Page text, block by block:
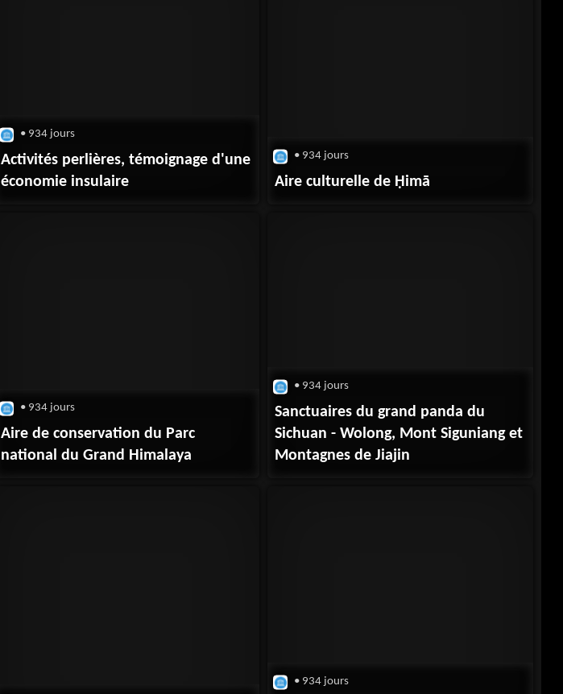
• 934 jours
Activités perlières, témoignage d'une
économie insulaire
• 934 jours
Aire culturelle de Ḥimā
• 934 jours
Aire de conservation du Parc
national du Grand Himalaya
• 934 jours
Sanctuaires du grand panda du
Sichuan - Wolong, Mont Siguniang et
Montagnes de Jiajin
• 934 jours